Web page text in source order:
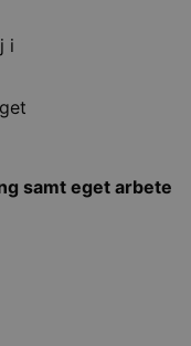
i
samt eget arbete